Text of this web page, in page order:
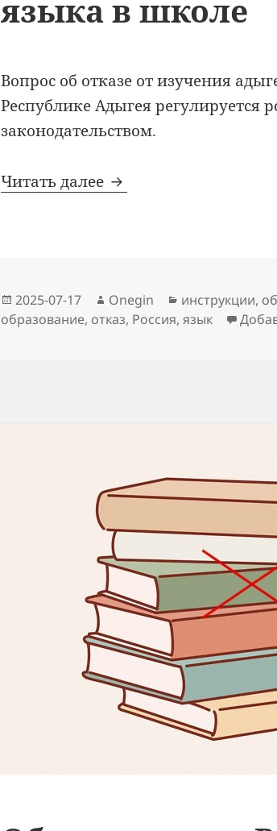
языка в школе
Вопрос об отказе от изучения
Республике Адыгея
законодательством.
Читать далее Образование в
Опубликовано
2025-07-17 Автор
Onegin Рубрики
инструкции,
образование, отказ, Россия,язык